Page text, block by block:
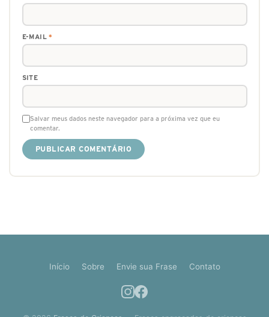
E-MAIL*
SITE
Salvar meus dados neste navegador para a próxima vez que eu
comentar.
Início Sobre Envie sua Frase Contato